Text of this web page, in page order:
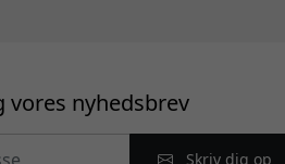
vores nyhedsbrev
Skriv dig op